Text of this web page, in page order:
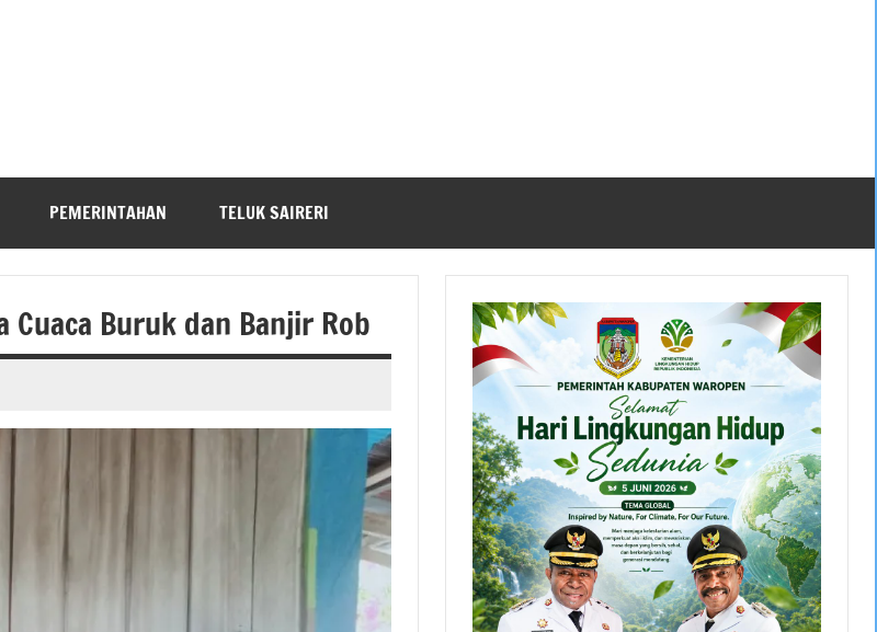
PEMERINTAHAN TELUK SAIRERI
Cuaca Buruk dan Banjir Rob